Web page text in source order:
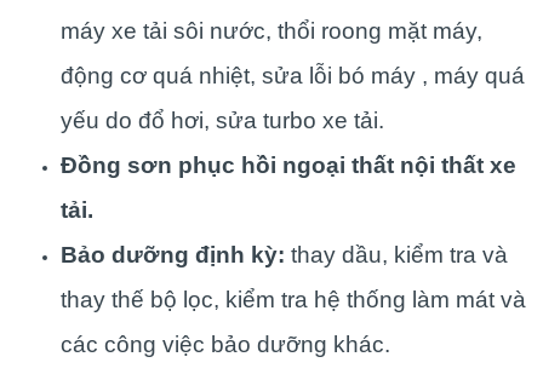
máy xe tải sôi nước, thổi roong mặt máy,
động cơ quá nhiệt, sửa lỗi bó máy , máy quá
yếu do đổ hơi, sửa turbo xe tải.
Đồng sơn phục hồi ngoại thất nội thất xe
tải.
Bảo dưỡng định kỳ: thay dầu, kiểm tra và
thay thế bộ lọc, kiểm tra hệ thống làm mát và
các công việc bảo dưỡng khác.